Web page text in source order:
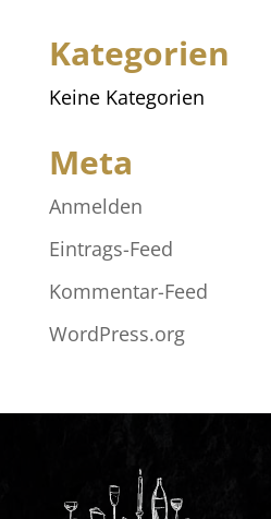
Kategorien
Keine Kategorien
Meta
Anmelden
Eintrags-Feed
Kommentar-Feed
WordPress.org